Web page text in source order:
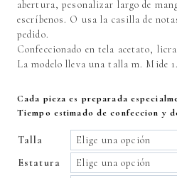
abertura, pesonalizar largo de
escríbenos. O usa la casilla de
pedido.
Confeccionado en tela acetato,
La modelo lleva una talla m. Mide
Cada pieza es preparada
Tiempo estimado de confeccion y
Talla
Estatura